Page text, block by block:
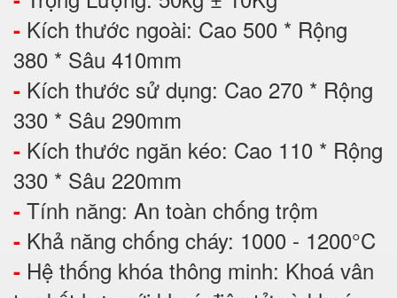
- Kích thước ngoài: Cao 500 * Rộng
380 * Sâu 410mm
- Kích thước sử dụng: Cao 270 * Rộng
330 * Sâu 290mm
- Kích thước ngăn kéo: Cao 110 * Rộng
330 * Sâu 220mm
- Tính năng: An toàn chống trộm
- Khả năng chống cháy: 1000 - 1200°C
- Hệ thống khóa thông minh: Khoá vân